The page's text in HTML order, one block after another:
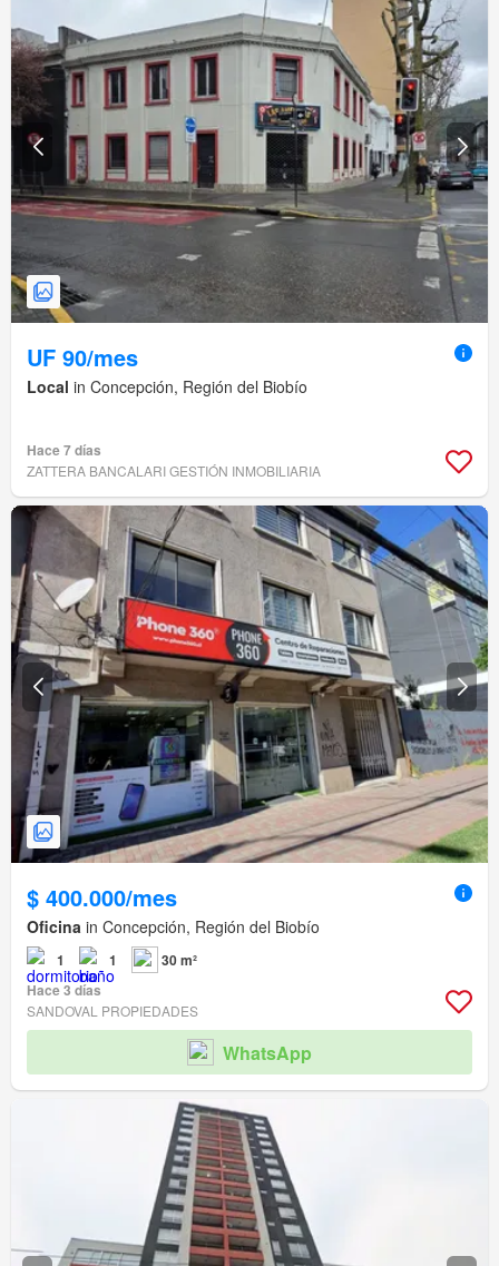
UF 90/mes
Local in Concepción, Región del Biobío
Hace 7 días
ZATTERA BANCALARI GESTIÓN INMOBILIARIA
$ 400.000/mes
Oficina in Concepción, Región del Biobío
1 1
30 m²
Hace 3 días
SANDOVAL PROPIEDADES
WhatsApp